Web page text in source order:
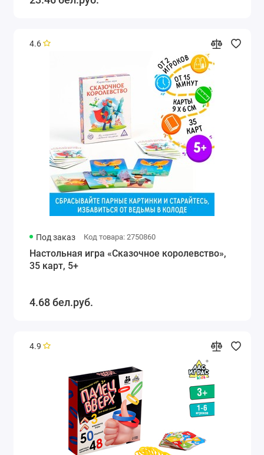
4.6
Под заказ Код товара: 2750860
Настольная игра «Сказочное королевство»,
35 карт, 5+
4.68 бел.руб.
4.9